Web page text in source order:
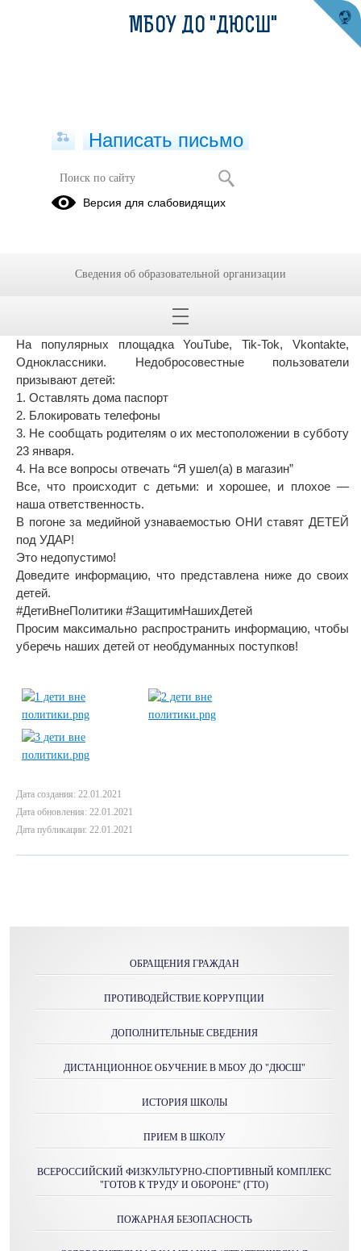
#дети вне политики#защитим
детство
Уважаемые родители!
среди детей в возрасте от 12 до 17 лет с призывом выйти
На популярных площадка YouTube, Tik-Tok, Vkontakte,
Одноклассники. Недобросовестные пользователи
призывают детей:
1. Оставлять дома паспорт
2. Блокировать телефоны
3. Не сообщать родителям о их местоположении в субботу
23 января.
4. На все вопросы отвечать “Я ушел(а) в магазин”
Все, что происходит с детьми: и хорошее, и плохое —
наша ответственность.
В погоне за медийной узнаваемостью ОНИ ставят ДЕТЕЙ
под УДАР!
Это недопустимо!
Доведите информацию, что представлена ниже до своих
детей.
#ДетиВнеПолитики #ЗащитимНашихДетей
Просим максимально распространить информацию, чтобы
уберечь наших детей от необдуманных поступков!
Дата создания: 22.01.2021
Дата обновления: 22.01.2021
Дата публикации: 22.01.2021
ОБРАЩЕНИЯ ГРАЖДАН
ПРОТИВОДЕЙСТВИЕ КОРРУПЦИИ
ДОПОЛНИТЕЛЬНЫЕ СВЕДЕНИЯ
ДИСТАНЦИОННОЕ ОБУЧЕНИЕ В МБОУ ДО "ДЮСШ"
ИСТОРИЯ ШКОЛЫ
ПРИЕМ В ШКОЛУ
ВСЕРОССИЙСКИЙ ФИЗКУЛЬТУРНО-СПОРТИВНЫЙ КОМПЛЕКС
"ГОТОВ К ТРУДУ И ОБОРОНЕ" (ГТО)
ПОЖАРНАЯ БЕЗОПАСНОСТЬ
МБОУ ДО "ДЮСШ"
Написать письмо
Версия для слабовидящих
Сведения об образовательной организации